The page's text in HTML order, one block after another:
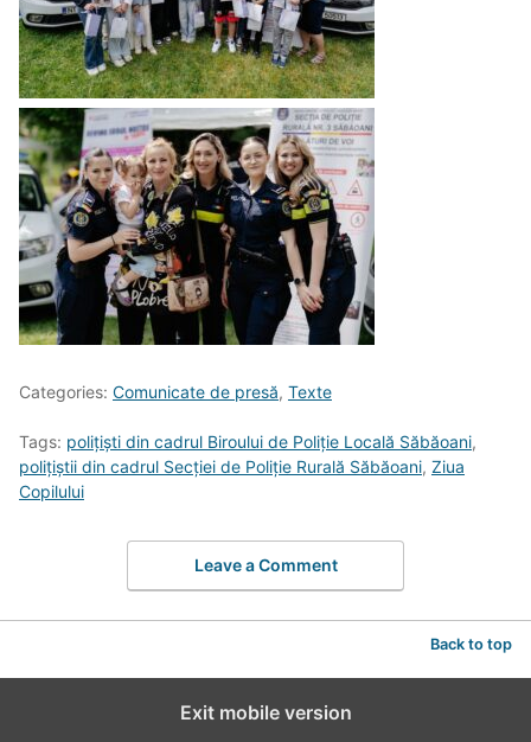
Categories: Comunicate de presă, Texte
Tags: polițiști din cadrul Biroului de Poliție Locală Săbăoani,
polițiștii din cadrul Secției de Poliție Rurală Săbăoani, Ziua
Copilului
Leave a Comment
Back to top
Exit mobile version